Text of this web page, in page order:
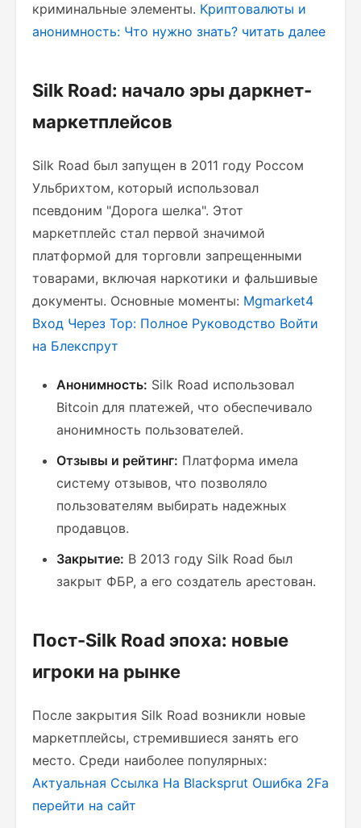
криминальные элементы. Криптовалюты и
анонимность: Что нужно знать? читать далее
Silk Road: начало эры даркнет-
маркетплейсов
Silk Road был запущен в 2011 году Россом
Ульбрихтом, который использовал
псевдоним "Дорога шелка". Этот
маркетплейс стал первой значимой
платформой для торговли запрещенными
товарами, включая наркотики и фальшивые
документы. Основные моменты: Mgmarket4
Вход Через Тор: Полное Руководство Войти
на Блекспрут
Анонимность: Silk Road использовал
Bitcoin для платежей, что обеспечивало
анонимность пользователей.
Отзывы и рейтинг: Платформа имела
систему отзывов, что позволяло
пользователям выбирать надежных
продавцов.
Закрытие: В 2013 году Silk Road был
закрыт ФБР, а его создатель арестован.
Пост-Silk Road эпоха: новые
игроки на рынке
После закрытия Silk Road возникли новые
маркетплейсы, стремившиеся занять его
место. Среди наиболее популярных:
Актуальная Ссылка На Blacksprut Ошибка 2Fa
перейти на сайт